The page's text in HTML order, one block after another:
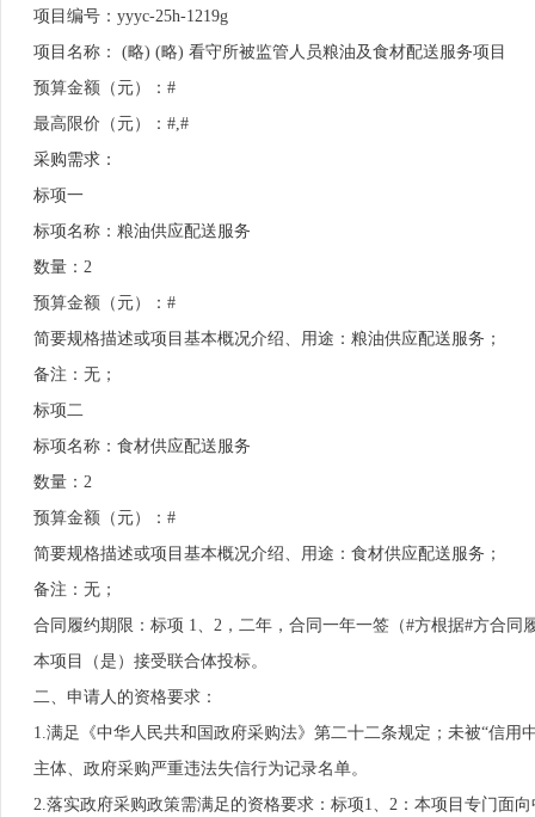
项目编号：yyyc-25h-1219g
项目名称： (略) (略) 看守所被监管人员粮油及食材配送服务项目
预算金额（元）：#
最高限价（元）：#,#
采购需求：
标项一
标项名称：粮油供应配送服务
数量：2
预算金额（元）：#
简要规格描述或项目基本概况介绍、用途：粮油供应配送服务；
备注：无；
标项二
标项名称：食材供应配送服务
数量：2
预算金额（元）：#
简要规格描述或项目基本概况介绍、用途：食材供应配送服务；
备注：无；
合同履约期限：标项 1、2，二年，合同一年一签（#方根据#方合
本项目（是）接受联合体投标。
二、申请人的资格要求：
1.满足《中华人民共和国政府采购法》第二十二条规定；未被“信
主体、政府采购严重违法失信行为记录名单。
2.落实政府采购政策需满足的资格要求：标项1、2：本项目专门面